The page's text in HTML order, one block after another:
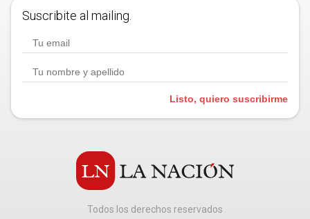
Suscribite al mailing.
Listo, quiero suscribirme
Todos los derechos reservados